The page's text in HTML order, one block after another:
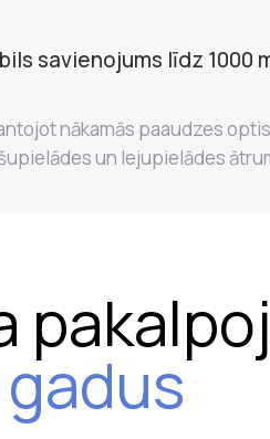
savienojums līdz 1000
nākamās paaudzes
un lejupielādes